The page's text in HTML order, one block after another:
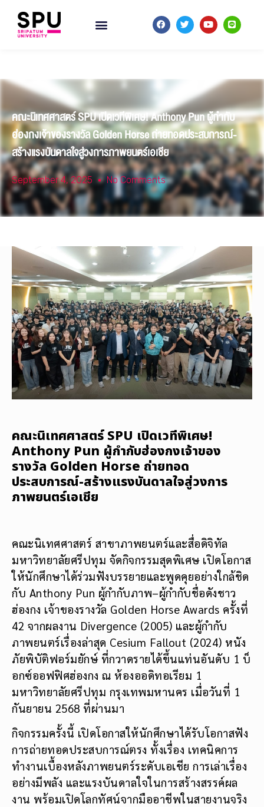
คณะนิเทศศาสตร์ SPU เปิดเวทีพิเศษ! Anthony Pun ผู้กำกับ
ฮ่องกงเจ้าของรางวัล Golden Horse ถ่ายทอดประสบการณ์-
สร้างแรงบันดาลใจสู่วงการภาพยนตร์เอเชีย
September 4, 2025 No Comments
คณะนิเทศศาสตร์ SPU เปิดเวทีพิเศษ!
Anthony Pun ผู้กำกับฮ่องกงเจ้าของ
รางวัล Golden Horse ถ่ายทอด
ประสบการณ์-สร้างแรงบันดาลใจสู่วงการ
ภาพยนตร์เอเชีย
คณะนิเทศศาสตร์ สาขาภาพยนตร์และสื่อดิจิทัล
มหาวิทยาลัยศรีปทุม จัดกิจกรรมสุดพิเศษ เปิดโอกาส
ให้นักศึกษาได้ร่วมฟังบรรยายและพูดคุยอย่างใกล้ชิด
กับ Anthony Pun ผู้กำกับภาพ–ผู้กำกับชื่อดังชาว
ฮ่องกง เจ้าของรางวัล Golden Horse Awards ครั้งที่
42 จากผลงาน Divergence (2005) และผู้กำกับ
ภาพยนตร์เรื่องล่าสุด Cesium Fallout (2024) หนัง
ภัยพิบัติฟอร์มยักษ์ ที่กวาดรายได้ขึ้นแท่นอันดับ 1 บ็
อกซ์ออฟฟิศฮ่องกง ณ ห้องออดิทอเรียม 1
มหาวิทยาลัยศรีปทุม กรุงเทพมหานคร เมื่อวันที่ 1
กันยายน 2568 ที่ผ่านมา
กิจกรรมครั้งนี้ เปิดโอกาสให้นักศึกษาได้รับโอกาสฟัง
การถ่ายทอดประสบการณ์ตรง ทั้งเรื่อง เทคนิคการ
ทำงานเบื้องหลังภาพยนตร์ระดับเอเชีย การเล่าเรื่อง
อย่างมีพลัง และแรงบันดาลใจในการสร้างสรรค์ผล
งาน พร้อมเปิดโลกทัศน์จากมืออาชีพในสายงานจริง